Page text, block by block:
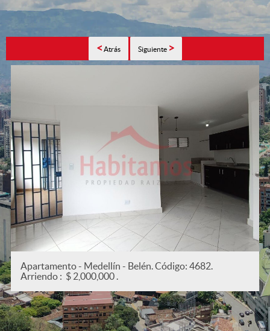
< Atrás Siguiente >
Apartamento - Medellín - San Joaquín. Código: 5382.
Arriendo : $ 2,200,000 .